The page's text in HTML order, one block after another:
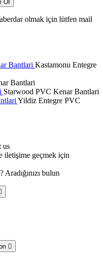
olmak için lütfen mail
Bantlari Kastamonu Entegre
Bantlari
Starwood PVC Kenar Bantlari
Yildiz Entegre PVC
us
iletişime geçmek için
Aradığınızı bulun
